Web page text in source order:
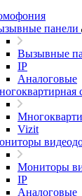
панели
Вызывные
IP
Аналоговые
Vizit
Мониторы
IP
Аналоговые